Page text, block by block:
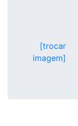
[trocar
imagem]